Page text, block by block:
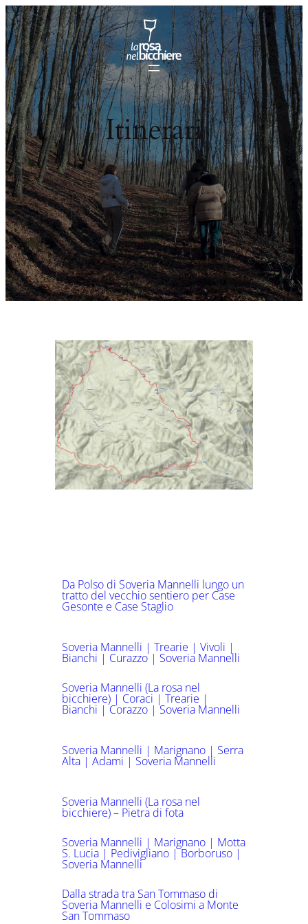
Itinerari
Da Polso di Soveria Mannelli lungo un
tratto del vecchio sentiero per Case
Gesonte e Case Staglio
Soveria Mannelli | Trearie | Vivoli |
Bianchi | Curazzo | Soveria Mannelli
Soveria Mannelli (La rosa nel
bicchiere) | Coraci | Trearie |
Bianchi | Corazzo | Soveria Mannelli
Soveria Mannelli | Marignano | Serra
Alta | Adami | Soveria Mannelli
Soveria Mannelli (La rosa nel
bicchiere) – Pietra di fota
Soveria Mannelli | Marignano | Motta
S. Lucia | Pedivigliano | Borboruso |
Soveria Mannelli
Dalla strada tra San Tommaso di
Soveria Mannelli e Colosimi a Monte
San Tommaso